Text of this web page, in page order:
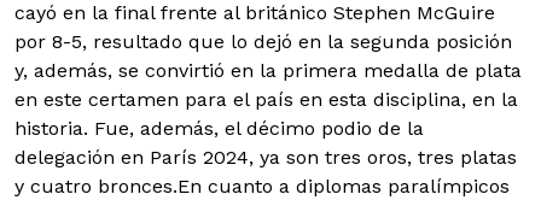
cayó en la final frente al británico Stephen McGuire
por 8-5, resultado que lo dejó en la segunda posición
y, además, se convirtió en la primera medalla de plata
en este certamen para el país en esta disciplina, en la
historia. Fue, además, el décimo podio de la
delegación en París 2024, ya son tres oros, tres platas
y cuatro bronces.En cuanto a diplomas paralímpicos